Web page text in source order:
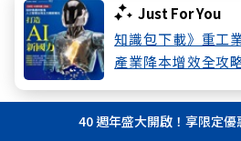
Just For You
知識包下載》重工
產業降本增效全攻
40 週年盛大開啟！享限定優